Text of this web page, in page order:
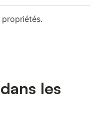
propriétés.
les